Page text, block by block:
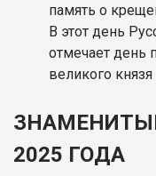
память о
В этот день
отмечает день
великого
2025 ГОДА